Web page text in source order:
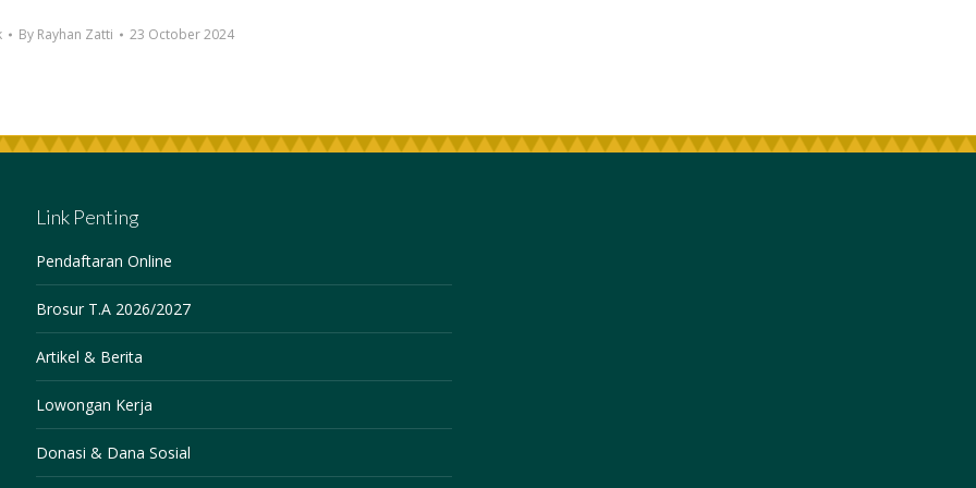
By Rayhan Zatti 23 October 2024
Link Penting
Pendaftaran Online
Brosur T.A 2026/2027
Artikel & Berita
Lowongan Kerja
Donasi & Dana Sosial